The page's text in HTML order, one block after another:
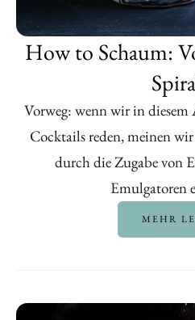
How to Schaum:
Vorweg: wenn wir in
Cocktails reden, meinen
durch die Zugabe von
Emulgatoren
MEHR